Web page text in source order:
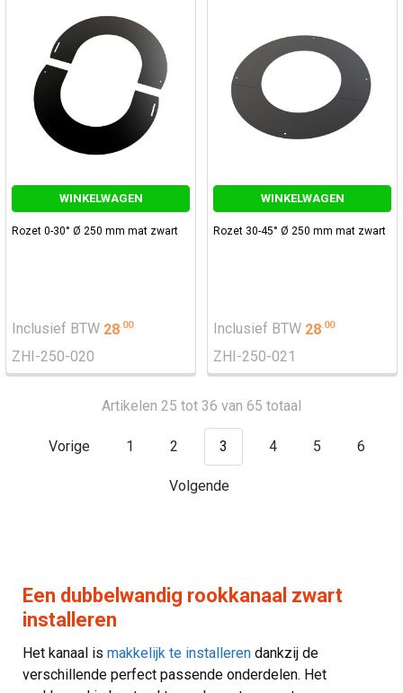
WINKELWAGEN
Rozet 0-30° Ø 250 mm mat zwart
Inclusief BTW 28.00
ZHI-250-020
WINKELWAGEN
Rozet 30-45° Ø 250 mm mat zwart
Inclusief BTW 28.00
ZHI-250-021
Artikelen 25 tot 36 van 65 totaal
Vorige 1 2 3 4 5 6
Volgende
Een dubbelwandig rookkanaal zwart
installeren
Het kanaal is makkelijk te installeren dankzij de
verschillende perfect passende onderdelen. Het